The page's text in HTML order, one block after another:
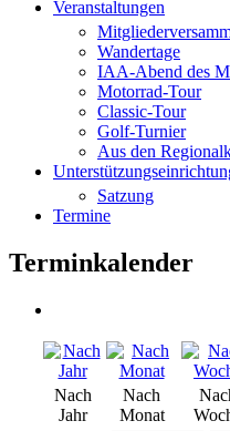
Veranstaltungen
Wandertage
IAA-Abend des
Motorrad-Tour
Classic-Tour
Golf-Turnier
Aus den
Satzung
Termine
Terminkalender
Nach
Jahr
Nach
Monat